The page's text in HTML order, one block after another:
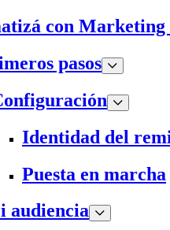
con Marketing
pasos
Identidad del
Puesta en marcha
audiencia